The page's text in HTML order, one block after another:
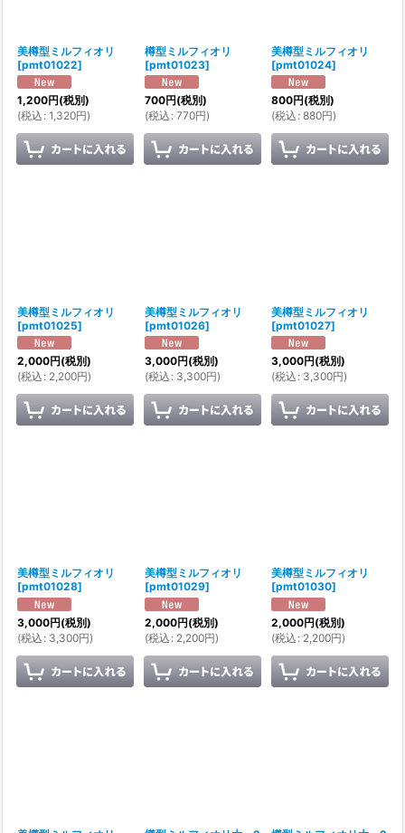
美樽型ミルフィオリ
[pmt01022]
1,200円(税別)
(税込 : 1,320円)
樽型ミルフィオリ
[pmt01023]
700円(税別)
(税込 : 770円)
美樽型ミルフィオリ
[pmt01024]
800円(税別)
(税込 : 880円)
美樽型ミルフィオリ
[pmt01025]
2,000円(税別)
(税込 : 2,200円)
美樽型ミルフィオリ
[pmt01026]
3,000円(税別)
(税込 : 3,300円)
美樽型ミルフィオリ
[pmt01027]
3,000円(税別)
(税込 : 3,300円)
美樽型ミルフィオリ
[pmt01028]
3,000円(税別)
(税込 : 3,300円)
美樽型ミルフィオリ
[pmt01029]
2,000円(税別)
(税込 : 2,200円)
美樽型ミルフィオリ
[pmt01030]
2,000円(税別)
(税込 : 2,200円)